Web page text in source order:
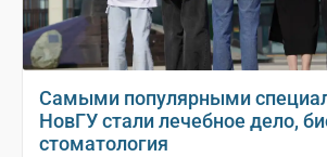
Самыми популярными
НовГУ стали лечебное дело,
стоматология